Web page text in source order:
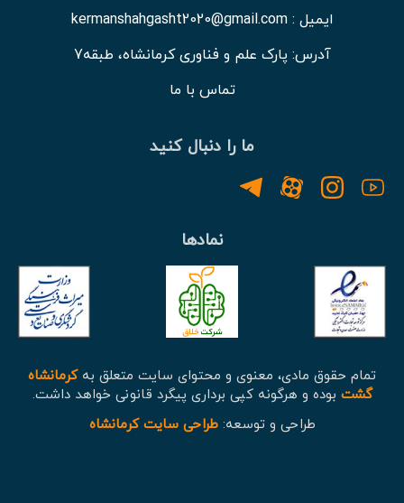
ایمیل : kermanshahgasht2020@gmail.com
آدرس: پارک علم و فناوری کرمانشاه، طبقه7
تماس با ما
ما را دنبال کنید
نمادها
تمام حقوق مادی، معنوی و محتوای سایت متعلق بهکرمانشاه
گشت بوده و هرگونه کپی برداری پیگرد قانونی خواهد داشت.
طراحی و توسعه:طراحی سایت کرمانشاه